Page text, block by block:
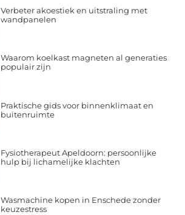
Verbeter akoestiek en uitstraling met
wandpanelen
Waarom koelkast magneten al generaties
populair zijn
Praktische gids voor binnenklimaat en
buitenruimte
Fysiotherapeut Apeldoorn: persoonlijke
hulp bij lichamelijke klachten
Wasmachine kopen in Enschede zonder
keuzestress